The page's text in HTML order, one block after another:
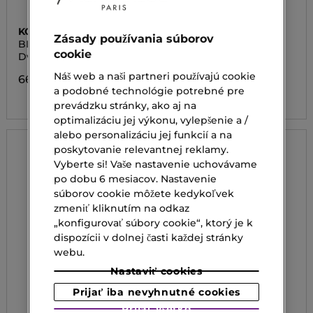
KORRES
BLACK PINE OVERNIGHT
TOTAL RENEWAL SERUM
Dvojfázové nočné sérum
66,20 €
ELIZABETH ARDEN
HYALURONIC ACID +
PLUMPING SERUM
98,10 €
Zásady používania súborov
cookie
Náš web a naši partneri používajú cookie
a podobné technológie potrebné pre
prevádzku stránky, ako aj na
optimalizáciu jej výkonu, vylepšenie a /
alebo personalizáciu jej funkcií a na
poskytovanie relevantnej reklamy.
Vyberte si! Vaše nastavenie uchovávame
po dobu 6 mesiacov. Nastavenie
súborov cookie môžete kedykoľvek
zmeniť kliknutím na odkaz
„konfigurovať súbory cookie“, ktorý je k
dispozícii v dolnej časti každej stránky
webu.
Nastaviť cookies
Prijať iba nevyhnutné cookies
Prijať všetko